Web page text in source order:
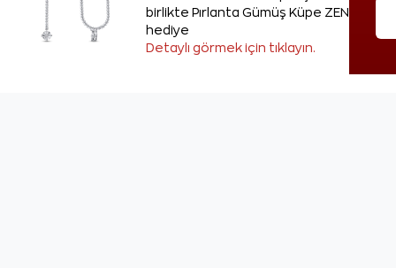
birlikte Pırlanta Gümüş Küpe ZEN'den
hediye
Detaylı görmek için tıklayın.